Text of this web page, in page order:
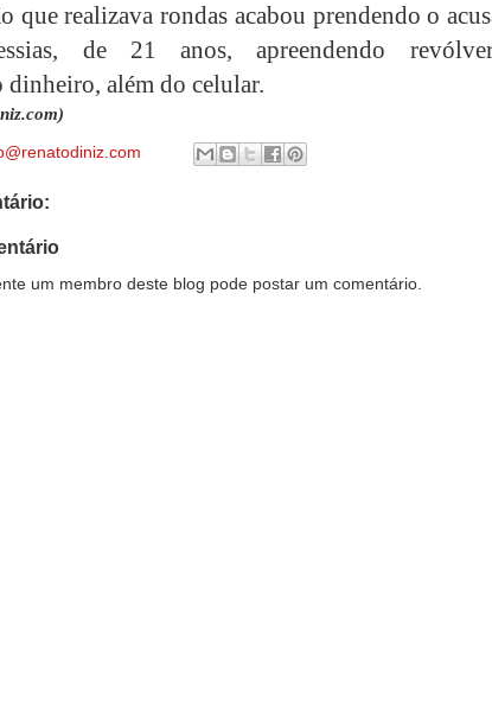
que realizava rondas acabou prendendo o
de 21 anos, apreendendo
dinheiro, além do celular.
um membro deste blog pode postar um comentário.